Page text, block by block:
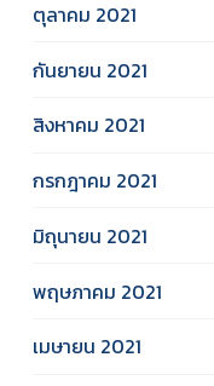
ตุลาคม 2021
กันยายน 2021
สิงหาคม 2021
กรกฎาคม 2021
มิถุนายน 2021
พฤษภาคม 2021
เมษายน 2021